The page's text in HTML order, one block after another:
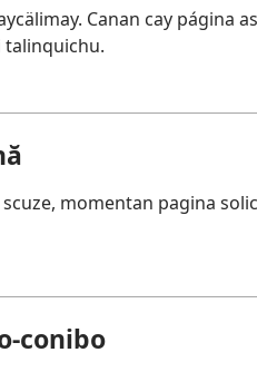
Canan cay página
talinquichu.
scuze, momentan pagina
conibo